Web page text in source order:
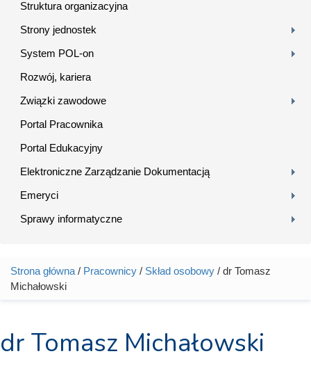
Struktura organizacyjna
Strony jednostek
System POL-on
Rozwój, kariera
Związki zawodowe
Portal Pracownika
Portal Edukacyjny
Elektroniczne Zarządzanie Dokumentacją
Emeryci
Sprawy informatyczne
Jesteś tutaj
Strona główna / Pracownicy / Skład osobowy / dr Tomasz
Michałowski
dr Tomasz Michałowski